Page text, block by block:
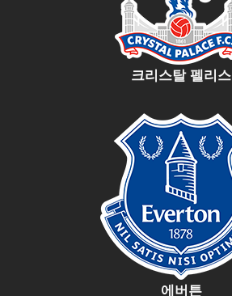
크리스탈 펠리스
에버튼